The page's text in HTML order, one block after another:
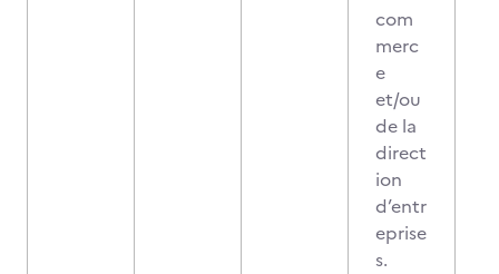
com
merc
e
et/ou
de la
direct
ion
d’entr
eprise
s.